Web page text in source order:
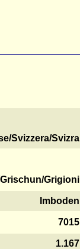
Svizzera/Svizra
Grigioni
Imboden
7015
1.167